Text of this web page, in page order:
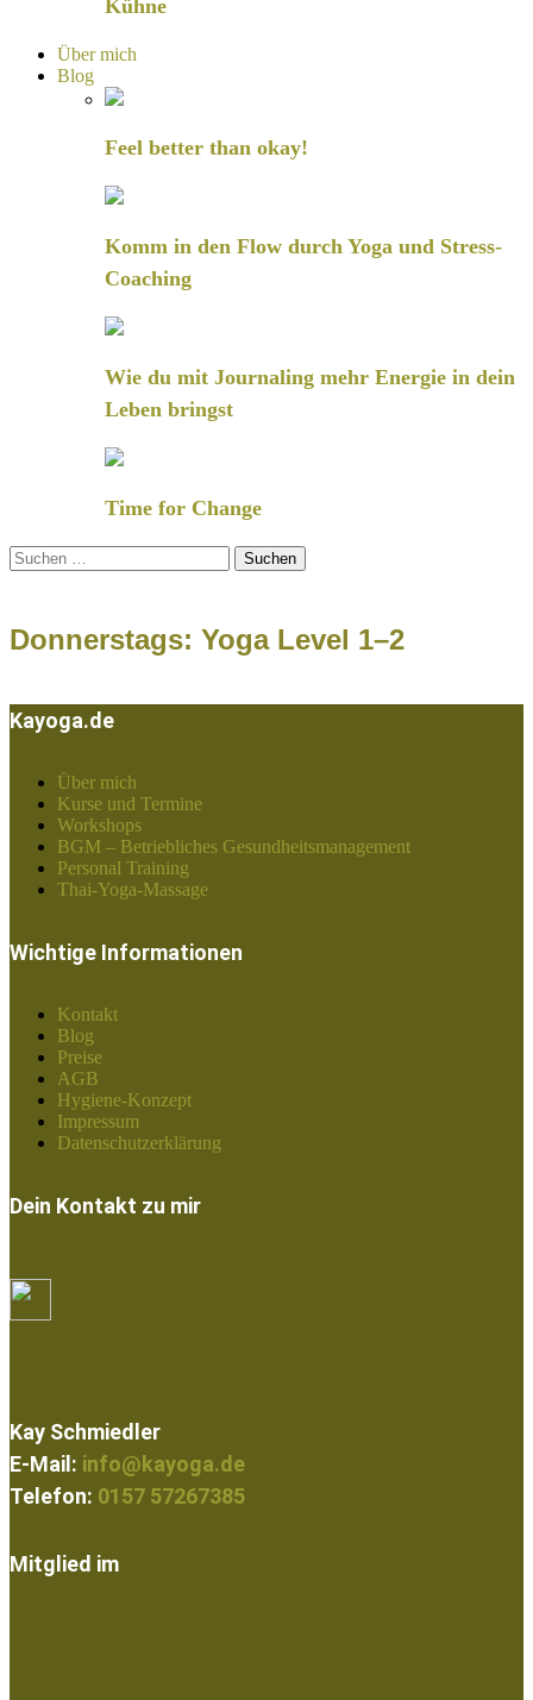
Kühne
Über mich
Blog
Feel better than okay!
Komm in den Flow durch Yoga und Stress-
Coaching
Wie du mit Journaling mehr Energie in dein
Leben bringst
Time for Change
Suchen
nach:
Donnerstags: Yoga Level 1–2
Kayoga.de
Über mich
Kurse und Termine
Workshops
BGM – Betriebliches Gesundheitsmanagement
Personal Training
Thai-Yoga-Massage
Wichtige Informationen
Kontakt
Blog
Preise
AGB
Hygiene-Konzept
Impressum
Datenschutzerklärung
Dein Kontakt zu mir
Kay Schmiedler
E-Mail: info@kayoga.de
Telefon: 0157 57267385
Mitglied im